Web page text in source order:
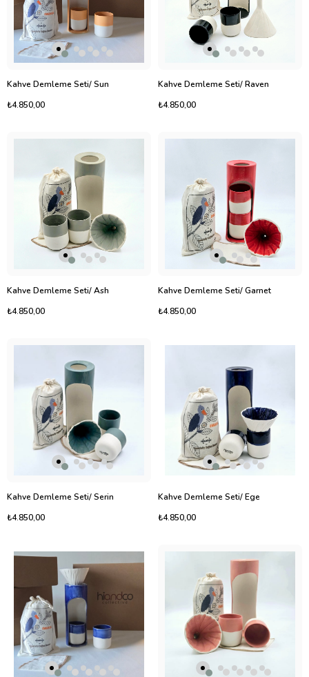
Kahve Demleme Seti/ Sun
₺4.850,00
Kahve Demleme Seti/ Raven
₺4.850,00
Kahve Demleme Seti/ Ash
₺4.850,00
Kahve Demleme Seti/ Garnet
₺4.850,00
Kahve Demleme Seti/ Serin
₺4.850,00
Kahve Demleme Seti/ Ege
₺4.850,00